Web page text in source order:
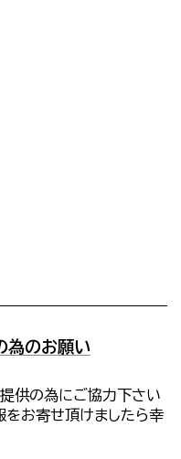
為のお願い
供の為にご協力下さい
をお寄せ頂けましたら幸